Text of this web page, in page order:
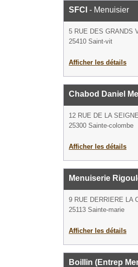
SFCI - Menuisier
5 RUE DES GRANDS
25410 Saint-vit
Afficher les détails
Chabod Daniel
12 RUE DE LA SEIGNE
25300 Sainte-colombe
Afficher les détails
Menuiserie
9 RUE DERRIERE LA
25113 Sainte-marie
Afficher les détails
Boillin (Entrep